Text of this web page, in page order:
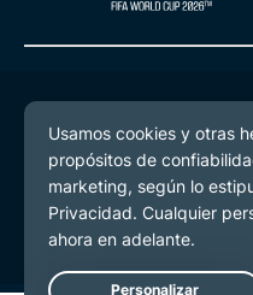
© 2026 ExpressVPN. Todos
Política de Privacidad
Términos de Servicio
Preferencias de cookies